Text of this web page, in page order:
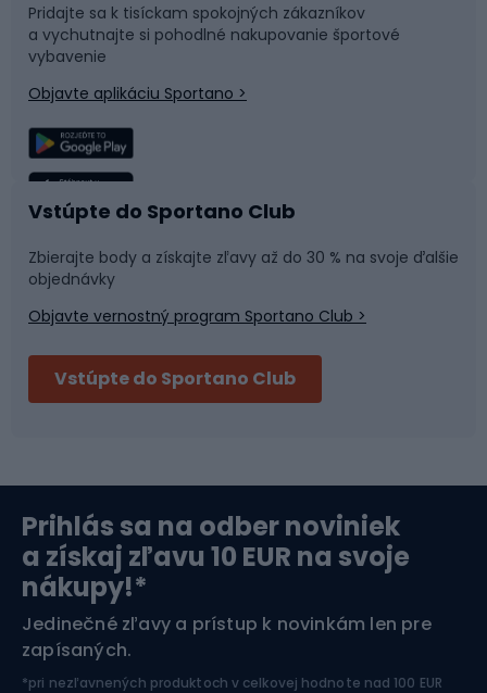
Časti bicyklov
Rybolov
Športová medicína
Bushcraft
Bikepacking
Orientačný beh
Snowboard
Plávanie
Tímové športy
Fitness a posilňovňa
Cyklistické prilby
Lyžovanie
Športová elektronika
Jazdectvo
Pridajte sa k tisíckam spokojných zákazníkov
a vychutnajte si pohodlné nakupovanie športové
vybavenie
Objavte aplikáciu Sportano >
Vstúpte do Sportano Club
Zbierajte body a získajte zľavy až do 30 % na svoje ďalšie
objednávky
Objavte vernostný program Sportano Club >
Vstúpte do Sportano Club
Prihlás sa na odber noviniek
a získaj zľavu 10 EUR na svoje
nákupy!*
Jedinečné zľavy a prístup k novinkám len pre
zapísaných.
*pri nezľavnených produktoch v celkovej hodnote nad 100 EUR